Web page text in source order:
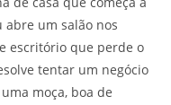
um salão nos
escritório que perde o
tentar um negócio
moça, boa de